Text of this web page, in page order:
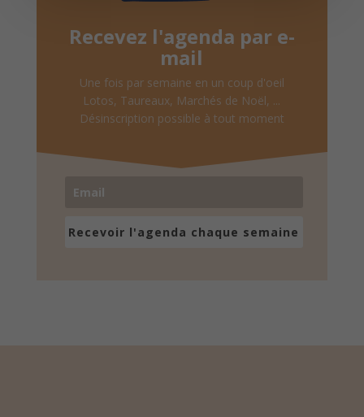
Recevez l'agenda par e-
mail
Une fois par semaine en un coup d'oeil
Lotos, Taureaux, Marchés de Noël, ...
Désinscription possible à tout moment
Recevoir l'agenda chaque semaine